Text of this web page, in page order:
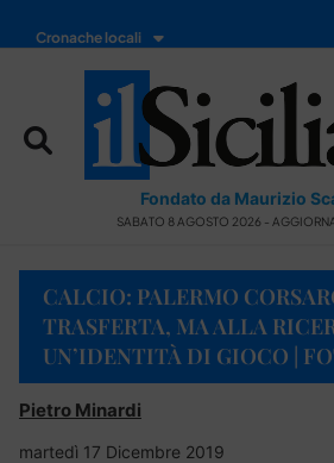
Cronache locali
Fondato da Maurizio
SABATO 8 AGOSTO 2026 -
CALCIO: PALERMO
TRASFERTA, MA ALLA
UN’IDENTITÀ DI GIOCO |
Pietro Minardi
martedì 17 Dicembre 2019